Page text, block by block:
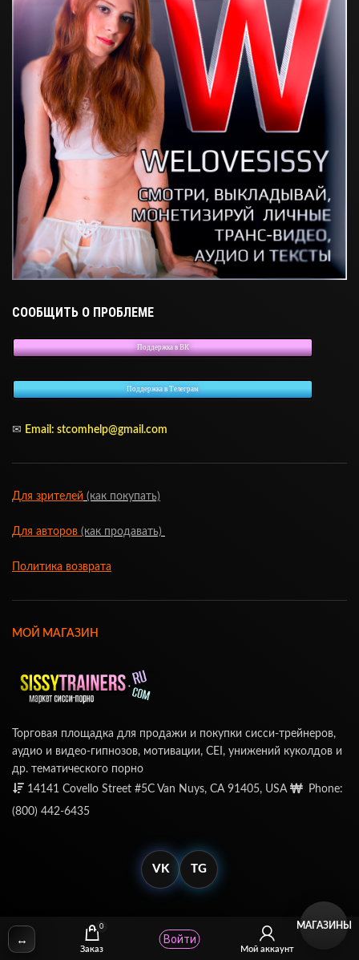
СООБЩИТЬ О ПРОБЛЕМЕ
Поддержка в ВК
Поддержка в Телеграм
✉ Email: stcomhelp@gmail.com
Для зрителей (как покупать)
Для авторов (как продавать)
Политика возврата
МОЙ МАГАЗИН
Торговая площадка для продажи и покупки сисси-трейнеров,
аудио и видео-гипнозов, мотивации, CEI, унижений куколдов и
др. тематического порно
14141 Covello Street #5C Van Nuys, CA 91405, USA
Phone:
(800) 442-6435
VK TG
© SissyTrainers.Com 2020-2025, Все Права Защищены
↔
0
Заказ Мой аккаунт
Войти
МАГАЗИНЫ